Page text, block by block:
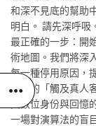
和深不見底的幫助
明白。 請先深呼吸
最正確的一步：開
術地圖。我們將深
每一種停用原因，
知道的「觸及真人
回數位身份與回
一場對演算法的盲